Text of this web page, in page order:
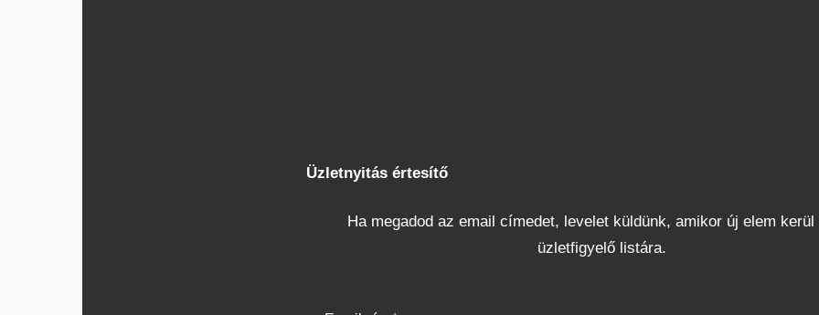
Üzletnyitás értesítő
Ha megadod az email címedet, levelet küldünk, amikor új elem kerül
üzletfigyelő listára.